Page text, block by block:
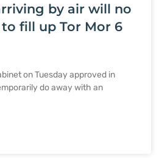
by air will no
fill up Tor Mor 6
on Tuesday approved in
do away with an